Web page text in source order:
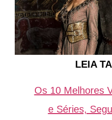
LEIA
Os 10 Melhores
e Séries,